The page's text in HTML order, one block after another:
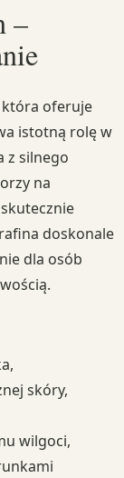
–
oferuje
istotną rolę w
z silnego
na
doskonale
dla osób
skóry,
wilgoci,